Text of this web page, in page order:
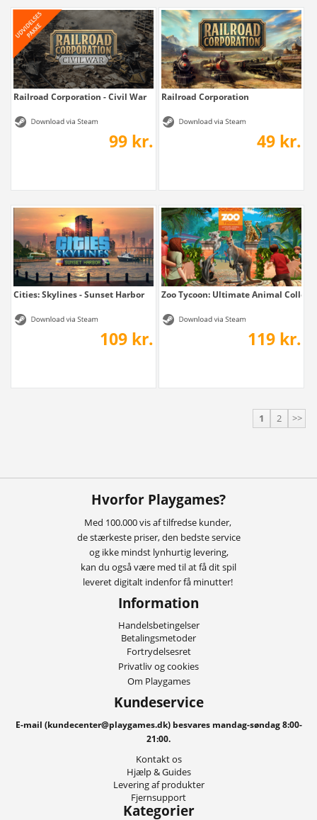
Railroad Corporation - Civil War
99 kr.
Railroad Corporation
49 kr.
Cities: Skylines - Sunset Harbor
109 kr.
Zoo Tycoon: Ultimate Animal
119 kr.
1 2 >>
Hvorfor Playgames?
Med 100.000 vis af tilfredse kunder,
de stærkeste priser, den bedste service
og ikke mindst lynhurtig levering,
kan du også være med til at få dit spil
leveret digitalt indenfor få minutter!
Information
Handelsbetingelser
Betalingsmetoder
Fortrydelsesret
Privatliv og cookies
Om Playgames
Kundeservice
E-mail (kundecenter@playgames.dk) besvares mandag-søndag 8:00-
21:00.
Kontakt os
Hjælp & Guides
Levering af produkter
Fjernsupport
Kategorier